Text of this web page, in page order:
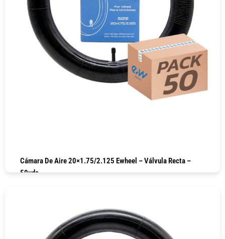
Cámara De Aire 20×1.75/2.125 Ewheel – Válvula Recta –
50uds